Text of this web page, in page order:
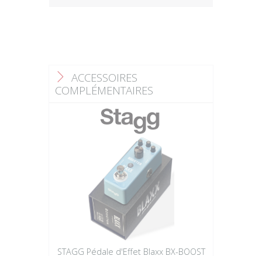
F ACCESSOIRES
COMPLÉMENTAIRES
STAGG Pédale d'Effet Blaxx BX-BOOST